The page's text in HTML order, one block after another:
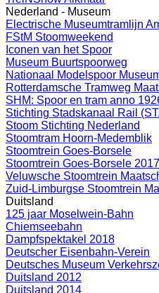
Nederland - Museum
Electrische Museumtramlijn
FStM Stoomweekend
Iconen van het Spoor
Museum Buurtspoorweg
Nationaal Modelspoor
Rotterdamsche Tramweg
SHM: Spoor en tram anno
Stichting Stadskanaal Rail
Stoom Stichting Nederland
Stoomtram Hoorn-Medemblik
Stoomtrein Goes-Borsele
Stoomtrein Goes-Borsele 2017
Veluwsche Stoomtrein
Zuid-Limburgse Stoomtrein
Duitsland
125 jaar Moselwein-Bahn
Chiemseebahn
Dampfspektakel 2018
Deutscher Eisenbahn-Verein
Deutsches Museum
Duitsland 2012
Duitsland 2014